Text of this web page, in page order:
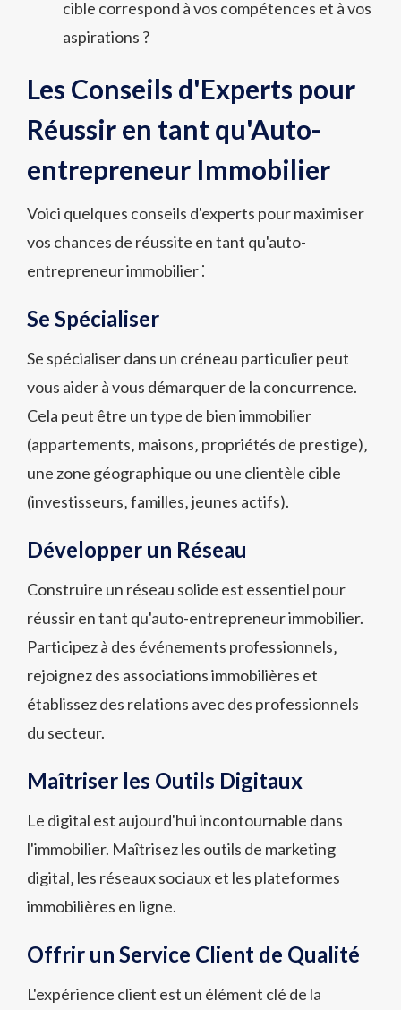
cible correspond à vos compétences et à vos
aspirations ?
Les Conseils d'Experts pour
Réussir en tant qu'Auto-
entrepreneur Immobilier
Voici quelques conseils d'experts pour maximiser
vos chances de réussite en tant qu'auto-
entrepreneur immobilier ⁚
Se Spécialiser
Se spécialiser dans un créneau particulier peut
vous aider à vous démarquer de la concurrence.
Cela peut être un type de bien immobilier
(appartements‚ maisons‚ propriétés de prestige)‚
une zone géographique ou une clientèle cible
(investisseurs‚ familles‚ jeunes actifs).
Développer un Réseau
Construire un réseau solide est essentiel pour
réussir en tant qu'auto-entrepreneur immobilier.
Participez à des événements professionnels‚
rejoignez des associations immobilières et
établissez des relations avec des professionnels
du secteur.
Maîtriser les Outils Digitaux
Le digital est aujourd'hui incontournable dans
l'immobilier. Maîtrisez les outils de marketing
digital‚ les réseaux sociaux et les plateformes
immobilières en ligne.
Offrir un Service Client de Qualité
L'expérience client est un élément clé de la